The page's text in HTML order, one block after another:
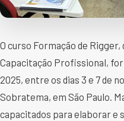
O curso Formação de
Capacitação Profissional,
2025, entre os dias 3 e 7 de
Sobratema, em São Paulo.
capacitados para elaborar e